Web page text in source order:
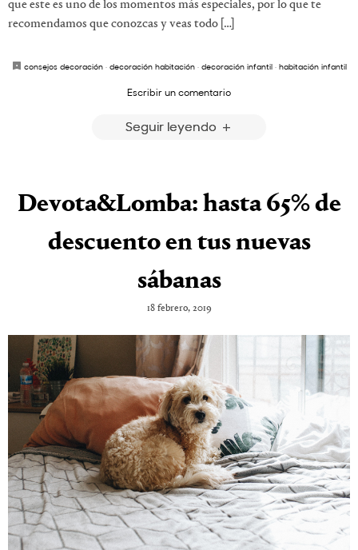
que este es uno de los momentos más especiales, por lo que te
recomendamos que conozcas y veas todo […]
consejos decoración· decoración habitación· decoración infantil· habitación infantil
Escribir un comentario
Seguir leyendo
Devota&Lomba: hasta 65% de
descuento en tus nuevas
sábanas
18 febrero, 2019